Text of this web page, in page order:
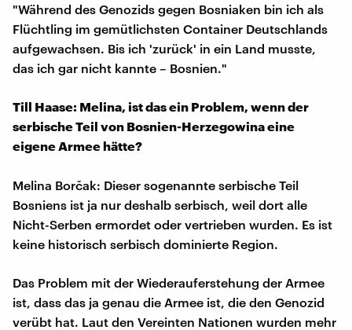
"Während des Genozids gegen Bosniaken bin ich als
Flüchtling im gemütlichsten Container Deutschlands
aufgewachsen. Bis ich 'zurück' in ein Land musste,
das ich gar nicht kannte – Bosnien."
Till Haase: Melina, ist das ein Problem, wenn der
serbische Teil von Bosnien-Herzegowina eine
eigene Armee hätte?
Melina Borčak: Dieser sogenannte serbische Teil
Bosniens ist ja nur deshalb serbisch, weil dort alle
Nicht-Serben ermordet oder vertrieben wurden. Es ist
keine historisch serbisch dominierte Region.
Das Problem mit der Wiederauferstehung der Armee
ist, dass das ja genau die Armee ist, die den Genozid
verübt hat. Laut den Vereinten Nationen wurden mehr